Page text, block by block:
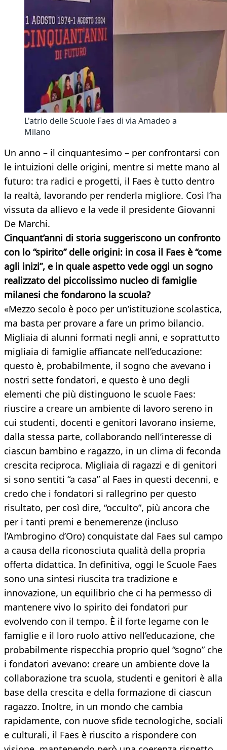
L'atrio delle Scuole Faes di via Amadeo a
Milano
Un anno – il cinquantesimo – per confrontarsi con
le intuizioni delle origini, mentre si mette mano al
futuro: tra radici e progetti, il Faes è tutto dentro
la realtà, lavorando per renderla migliore. Così l’ha
vissuta da allievo e la vede il presidente Giovanni
De Marchi.
Cinquant’anni di storia suggeriscono un confronto
con lo “spirito” delle origini: in cosa il Faes è “come
agli inizi”, e in quale aspetto vede oggi un sogno
realizzato del piccolissimo nucleo di famiglie
milanesi che fondarono la scuola?
«Mezzo secolo è poco per un’istituzione scolastica,
ma basta per provare a fare un primo bilancio.
Migliaia di alunni formati negli anni, e soprattutto
migliaia di famiglie affiancate nell’educazione:
questo è, probabilmente, il sogno che avevano i
nostri sette fondatori, e questo è uno degli
elementi che più distinguono le scuole Faes:
riuscire a creare un ambiente di lavoro sereno in
cui studenti, docenti e genitori lavorano insieme,
dalla stessa parte, collaborando nell’interesse di
ciascun bambino e ragazzo, in un clima di feconda
crescita reciproca. Migliaia di ragazzi e di genitori
si sono sentiti “a casa” al Faes in questi decenni, e
credo che i fondatori si rallegrino per questo
risultato, per così dire, “occulto”, più ancora che
per i tanti premi e benemerenze (incluso
l’Ambrogino d’Oro) conquistate dal Faes sul campo
a causa della riconosciuta qualità della propria
offerta didattica. In definitiva, oggi le Scuole Faes
sono una sintesi riuscita tra tradizione e
innovazione, un equilibrio che ci ha permesso di
mantenere vivo lo spirito dei fondatori pur
evolvendo con il tempo. È il forte legame con le
famiglie e il loro ruolo attivo nell’educazione, che
probabilmente rispecchia proprio quel “sogno” che
i fondatori avevano: creare un ambiente dove la
collaborazione tra scuola, studenti e genitori è alla
base della crescita e della formazione di ciascun
ragazzo. Inoltre, in un mondo che cambia
rapidamente, con nuove sfide tecnologiche, sociali
e culturali, il Faes è riuscito a rispondere con